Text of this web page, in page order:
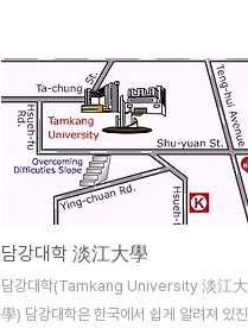
담강대학 淡江大學
담강대학(Tamkang University 淡江大
學) 담강대학은 한국에서 쉽게 알려져 있진